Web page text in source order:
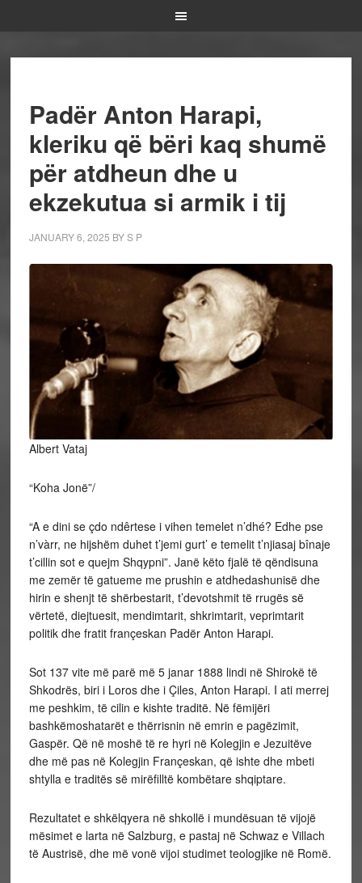
Padër Anton Harapi,
kleriku që bëri kaq shumë
për atdheun dhe u
ekzekutua si armik i tij
JANUARY 6, 2025 BYS P
Albert Vataj
“Koha Jonë”/
“A e dini se çdo ndêrtese i vihen temelet n’dhé? Edhe pse
n’vàrr, ne hijshëm duhet t’jemi gurt’ e temelit t’njiasaj bînaje
t’cillin sot e quejm Shqypni”. Janë këto fjalë të qëndisuna
me zemër të gatueme me prushin e atdhedashunisë dhe
hirin e shenjt të shërbestarit, t’devotshmit të rrugës së
vërtetë, diejtuesit, mendimtarit, shkrimtarit, veprimtarit
politik dhe fratit françeskan Padër Anton Harapi.
Sot 137 vite më parë më 5 janar 1888 lindi në Shirokë të
Shkodrës, biri i Loros dhe i Çiles, Anton Harapi. I ati merrej
me peshkim, të cilin e kishte traditë. Në fëmijëri
bashkëmoshatarët e thërrisnin në emrin e pagëzimit,
Gaspër. Që në moshë të re hyri në Kolegjin e Jezuitëve
dhe më pas në Kolegjin Françeskan, që ishte dhe mbeti
shtylla e traditës së mirëfilltë kombëtare shqiptare.
Rezultatet e shkëlqyera në shkollë i mundësuan të vijojë
mësimet e larta në Salzburg, e pastaj në Schwaz e Villach
të Austrisë, dhe më vonë vijoi studimet teologjike në Romë.